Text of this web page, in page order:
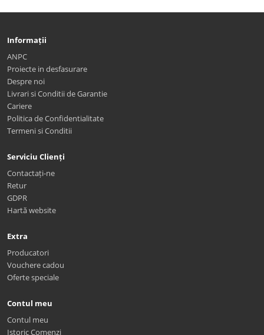
Informații
ANPC
Proiecte in desfasurare
Despre noi
Livrari si Conditii de Garantie
Cariere
Politica de Confidentialitate
Termeni si Conditii
Serviciu Clienți
Contactați-ne
Retur
GDPR
Hartă website
Extra
Producatori
Vouchere cadou
Oferte speciale
Contul meu
Contul meu
Istoric Comenzi